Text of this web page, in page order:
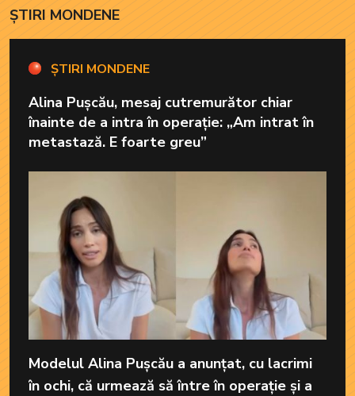
ȘTIRI MONDENE
ȘTIRI MONDENE
Alina Pușcău, mesaj cutremurător chiar
înainte de a intra în operație: „Am intrat în
metastază. E foarte greu”
Modelul Alina Pușcău a anunțat, cu lacrimi
în ochi, că urmează să între în operație și a